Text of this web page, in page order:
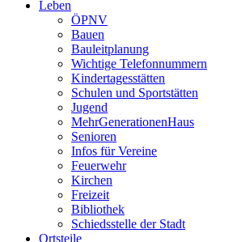
Leben
ÖPNV
Bauen
Bauleitplanung
Wichtige Telefonnummern
Kindertagesstätten
Schulen und Sportstätten
Jugend
MehrGenerationenHaus
Senioren
Infos für Vereine
Feuerwehr
Kirchen
Freizeit
Bibliothek
Schiedsstelle der Stadt
Ortsteile